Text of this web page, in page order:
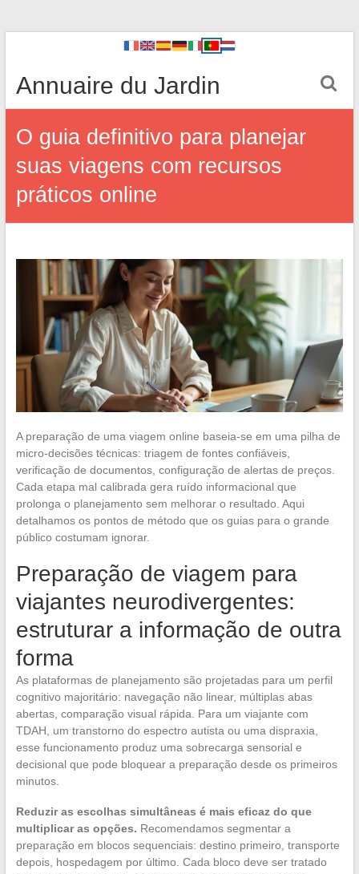
Annuaire du Jardin
O guia definitivo para planejar
suas viagens com recursos
práticos online
A preparação de uma viagem online baseia-se em uma pilha de
micro-decisões técnicas: triagem de fontes confiáveis,
verificação de documentos, configuração de alertas de preços.
Cada etapa mal calibrada gera ruído informacional que
prolonga o planejamento sem melhorar o resultado. Aqui
detalhamos os pontos de método que os guias para o grande
público costumam ignorar.
Preparação de viagem para
viajantes neurodivergentes:
estruturar a informação de outra
forma
As plataformas de planejamento são projetadas para um perfil
cognitivo majoritário: navegação não linear, múltiplas abas
abertas, comparação visual rápida. Para um viajante com
TDAH, um transtorno do espectro autista ou uma dispraxia,
esse funcionamento produz uma sobrecarga sensorial e
decisional que pode bloquear a preparação desde os primeiros
minutos.
Reduzir as escolhas simultâneas é mais eficaz do que
multiplicar as opções. Recomendamos segmentar a
preparação em blocos sequenciais: destino primeiro, transporte
depois, hospedagem por último. Cada bloco deve ser tratado